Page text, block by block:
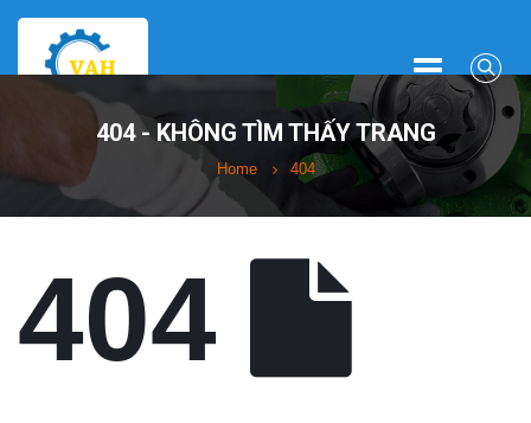
404 - KHÔNG TÌM THẤY TRANG
Home 404
404